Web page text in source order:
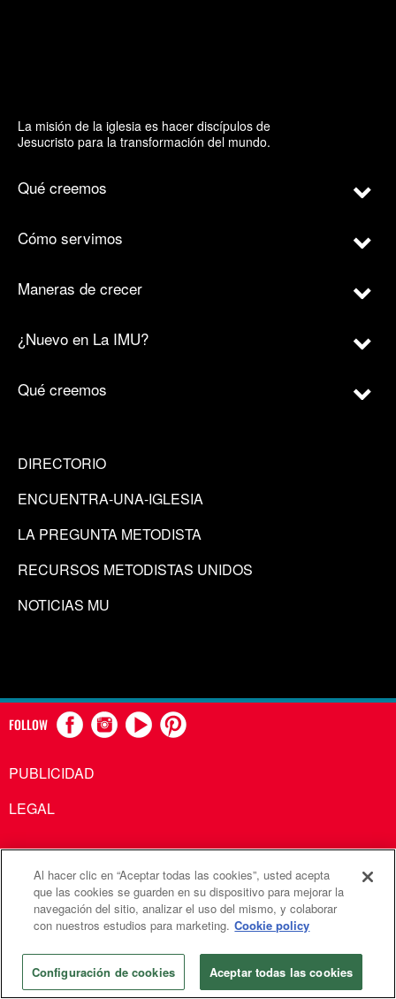
La misión de la iglesia es hacer discípulos de
Jesucristo para la transformación del mundo.
Qué creemos
Cómo servimos
Maneras de crecer
¿Nuevo en La IMU?
Qué creemos
DIRECTORIO
ENCUENTRA-UNA-IGLESIA
LA PREGUNTA METODISTA
RECURSOS METODISTAS UNIDOS
NOTICIAS MU
FOLLOW
PUBLICIDAD
LEGAL
Comunicaciones Metodistas Unidas es una agencia de la
Iglesia Metodista Unida
©2026Comunicaciones Metodistas Unidas. Reservados
todos los derechos
Al hacer clic en “Aceptar todas las cookies”, usted acepta
que las cookies se guarden en su dispositivo para mejorar la
navegación del sitio, analizar el uso del mismo, y colaborar
con nuestros estudios para marketing. Cookie policy
Configuración de cookies Aceptar todas las cookies